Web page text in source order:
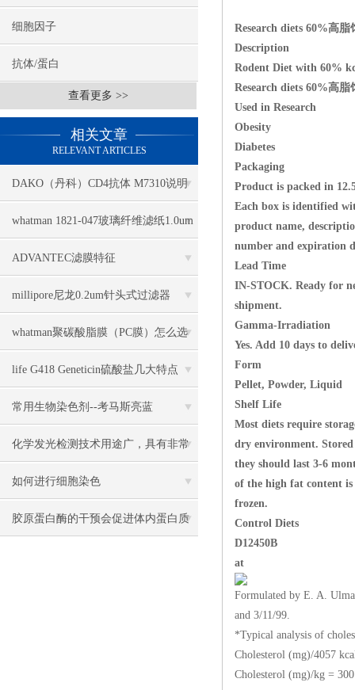
细胞因子
抗体/蛋白
查看更多 >>
相关文章
RELEVANT ARTICLES
DAKO（丹科）CD4抗体 M7310说明
书
whatman 1821-047玻璃纤维滤纸1.0um
几大特点
ADVANTEC滤膜特征
millipore尼龙0.2um针头式过滤器
SLGN033NB几大特点
whatman聚碳酸脂膜（PC膜）怎么选
择
life G418 Geneticin硫酸盐几大特点
常用生物染色剂--考马斯亮蓝
化学发光检测技术用途广，具有非常
高的灵敏度
如何进行细胞染色
胶原蛋白酶的干预会促进体内蛋白质
Research diets 60%高
Description
Rodent Diet with 60%
Research diets 60%高
Used in Research
Obesity
Diabetes
Packaging
Product is packed in
Each box is identified
product name,
number and expiration
Lead Time
IN-STOCK. Ready for
shipment.
Gamma-Irradiation
Yes. Add 10 days to
Form
Pellet, Powder, Liquid
Shelf Life
Most diets require
dry environment.
they should last 3-6
of the high fat content
frozen.
Control Diets
D12450B
at
Formulated by E. A.
and 3/11/99.
*Typical analysis of
Cholesterol (mg)/4057
Cholesterol (mg)/kg =